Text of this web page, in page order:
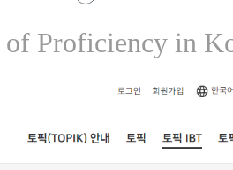
Proficiency in